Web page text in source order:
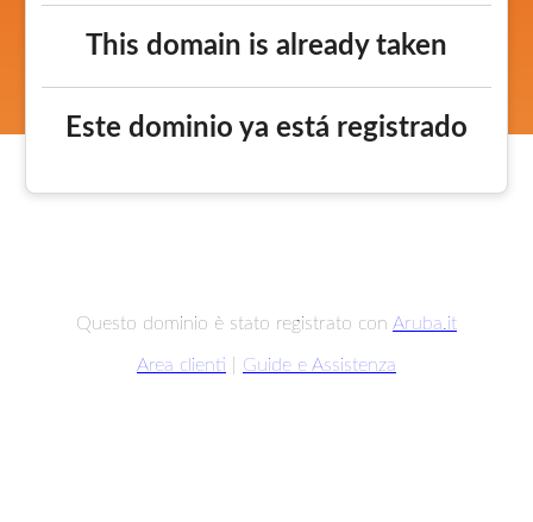
This domain is already taken
Este dominio ya está registrado
Questo dominio è stato registrato con Aruba.it
Area clienti Guide e Assistenza